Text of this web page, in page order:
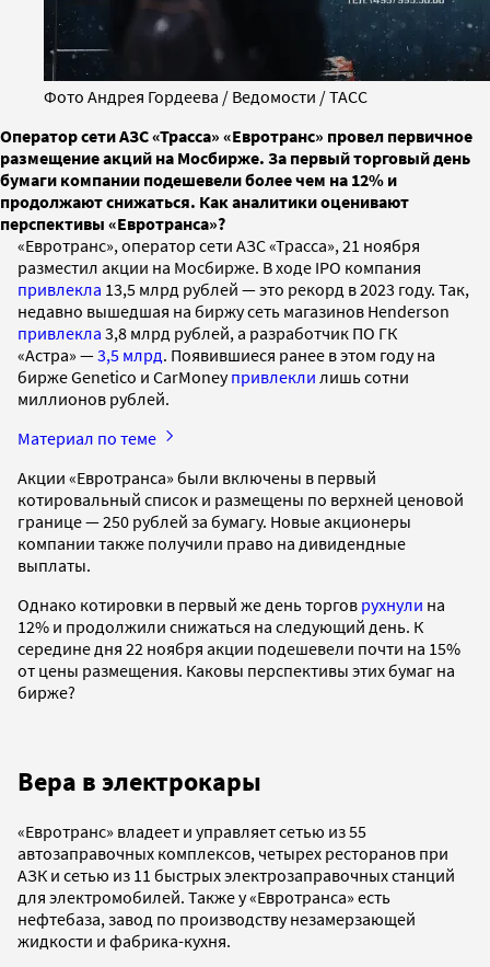
Фото Андрея Гордеева / Ведомости / ТАСС
Оператор сети АЗС «Трасса» «Евротранс» провел первичное
размещение акций на Мосбирже. За первый торговый день
бумаги компании подешевели более чем на 12% и
продолжают снижаться. Как аналитики оценивают
перспективы «Евротранса»?
«Евротранс», оператор сети АЗС «Трасса», 21 ноября
разместил акции на Мосбирже. В ходе IPO компания
привлекла 13,5 млрд рублей — это рекорд в 2023 году. Так,
недавно вышедшая на биржу сеть магазинов Henderson
привлекла 3,8 млрд рублей, а разработчик ПО ГК
«Астра» —3,5 млрд. Появившиеся ранее в этом году на
бирже Genetico и CarMoneyпривлекли лишь сотни
миллионов рублей.
Материал по теме
Акции «Евротранса» были включены в первый
котировальный список и размещены по верхней ценовой
границе — 250 рублей за бумагу. Новые акционеры
компании также получили право на дивидендные
выплаты.
Однако котировки в первый же день торгов рухнули на
12% и продолжили снижаться на следующий день. К
середине дня 22 ноября акции подешевели почти на 15%
от цены размещения. Каковы перспективы этих бумаг на
бирже?
Вера в электрокары
«Евротранс» владеет и управляет сетью из 55
автозаправочных комплексов, четырех ресторанов при
АЗК и сетью из 11 быстрых электрозаправочных станций
для электромобилей. Также у «Евротранса» есть
нефтебаза, завод по производству незамерзающей
жидкости и фабрика-кухня.